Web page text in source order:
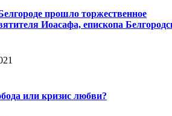
прошло торжественное
Иоасафа, епископа
или кризис любви?